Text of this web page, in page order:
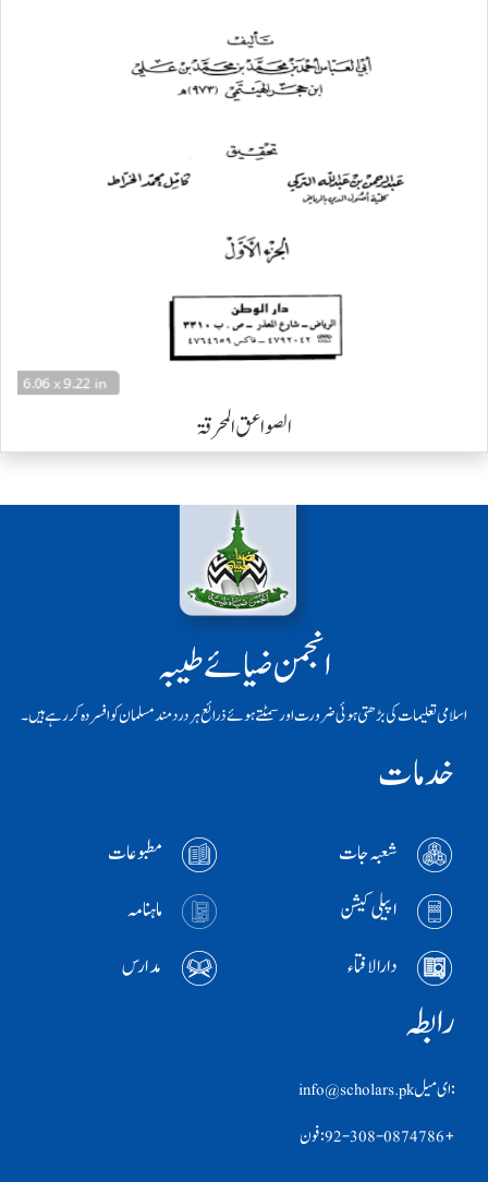
الصواعق المحرقۃ
انجمن ضیائے طیبہ
اسلامی تعلیمات کی بڑھتی ہوئی ضرورت اور سمٹتے ہوئے ذرائع ہر دردمند مسلمان کو افسردہ کر رہے ہیں۔
خدمات
شعبہ جات
مطبوعات
اپیلی کیشن
ماہنامہ
دارالافتاء
مدارس
رابطہ
:ای ميل info@scholars.pk
+92-308-0874786 :فون